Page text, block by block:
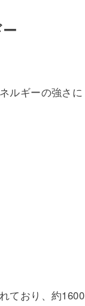
ルギーの強さに
ており、約1600